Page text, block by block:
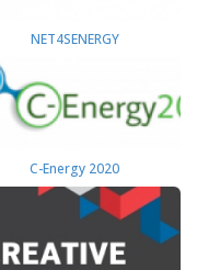
NET4SENERGY
C-Energy 2020